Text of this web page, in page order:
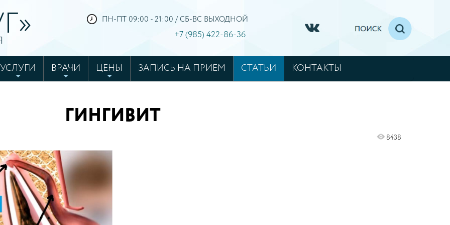
ПН-ПТ 09:00 - 21:00 / СБ-ВС ВЫХОДНОЙ
+7 (985) 422-86-36
УСЛУГИ ВРАЧИ ЦЕНЫ ЗАПИСЬ НА ПРИЕМ СТАТЬИ КОНТАКТЫ
ГИНГИВИТ
8438